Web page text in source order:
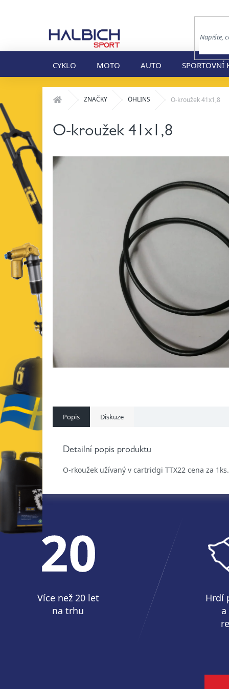
CYKLO MOTO AUTO SPORTOVNÍ
Domů ZNAČKY ÖHLINS O-kroužek 41x1,8
O-kroužek 41x1,8
Popis Diskuze
Detailní popis produktu
O-rkoužek užívaný v cartridgi TTX22 cena za 1ks.
Více než 20 let
na trhu
Hrdí